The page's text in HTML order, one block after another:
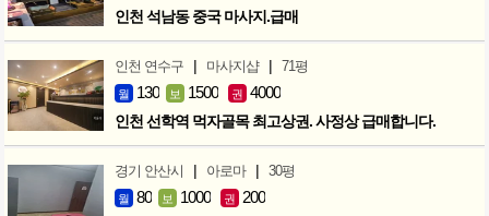
인천 석남동 중국 마사지.급매
인천 연수구 | 마사지샵 | 71평
월 130 보 1500 권 4000
인천 선학역 먹자골목 최고상권. 사정상 급매합니다.
경기 안산시 | 아로마 | 30평
월 80 보 1000 권 200